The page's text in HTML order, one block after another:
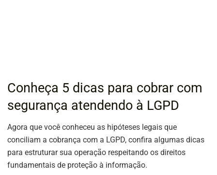
Conheça 5 dicas para cobrar com
segurança atendendo à LGPD
Agora que você conheceu as hipóteses legais que
conciliam a cobrança com a LGPD, confira algumas dicas
para estruturar sua operação respeitando os direitos
fundamentais de proteção à informação.